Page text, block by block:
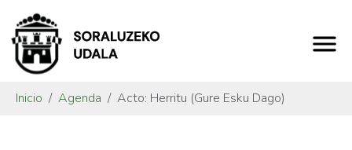
Inicio Agenda Acto: Herritu (Gure Esku Dago)